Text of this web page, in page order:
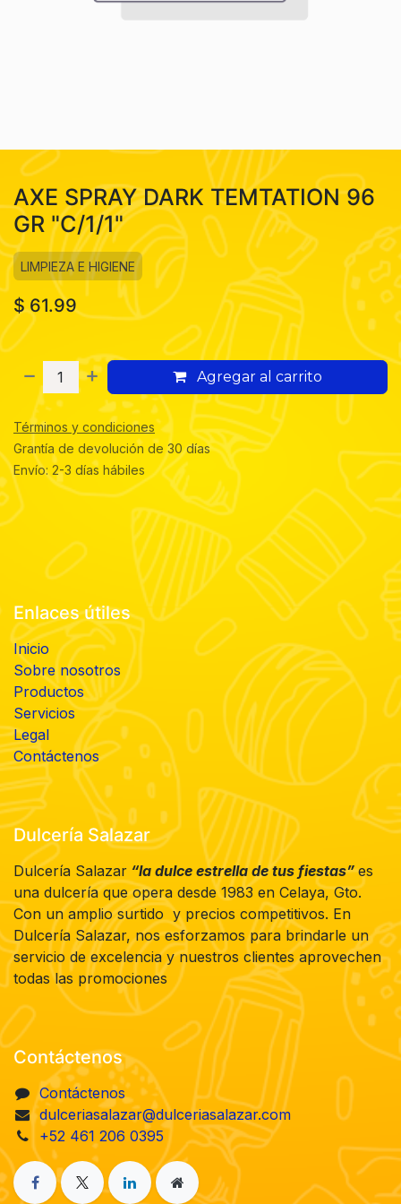
AXE SPRAY DARK TEMTATION 96
GR "C/1/1"
LIMPIEZA E HIGIENE
$61.99
Agregar al carrito
Términos y condiciones
Grantía de devolución de 30 días
Envío: 2-3 días hábiles
Enlaces útiles
Inicio
Sobre nosotros
Productos
Servicios
Legal
Contáctenos
Dulcería Salazar
Dulcería Salazar “la dulce estrella de tus fiestas”es
una dulcería que opera desde 1983 en Celaya, Gto.
Con un amplio surtido y precios competitivos. En
Dulcería Salazar, nos esforzamos para brindarle un
servicio de excelencia y nuestros clientes aprovechen
todas las promociones
Contáctenos
Contáctenos
dulceriasalazar@dulceriasalazar.com
+52 461 206 0395